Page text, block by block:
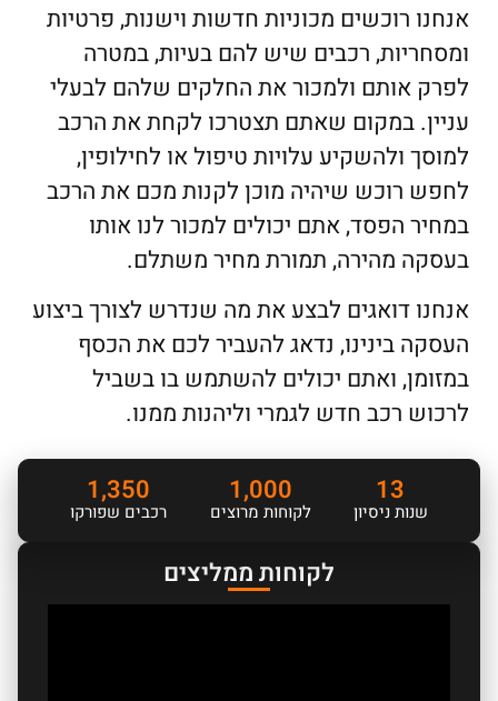
אנחנו רוכשים מכוניות חדשות וישנות, פרטיות
ומסחריות, רכבים שיש להם בעיות, במטרה
לפרק אותם ולמכור את החלקים שלהם לבעלי
עניין. במקום שאתם תצטרכו לקחת את הרכב
למוסך ולהשקיע עלויות טיפול או לחילופין,
לחפש רוכש שיהיה מוכן לקנות מכם את הרכב
במחיר הפסד, אתם יכולים למכור לנו אותו
בעסקה מהירה, תמורת מחיר משתלם.
אנחנו דואגים לבצע את מה שנדרש לצורך ביצוע
העסקה בינינו, נדאג להעביר לכם את הכסף
במזומן, ואתם יכולים להשתמש בו בשביל
לרכוש רכב חדש לגמרי וליהנות ממנו.
שנות ניסיון
13
לקוחות מרוצים
1,000
רכבים שפורקו
1,350
לקוחות ממליצים